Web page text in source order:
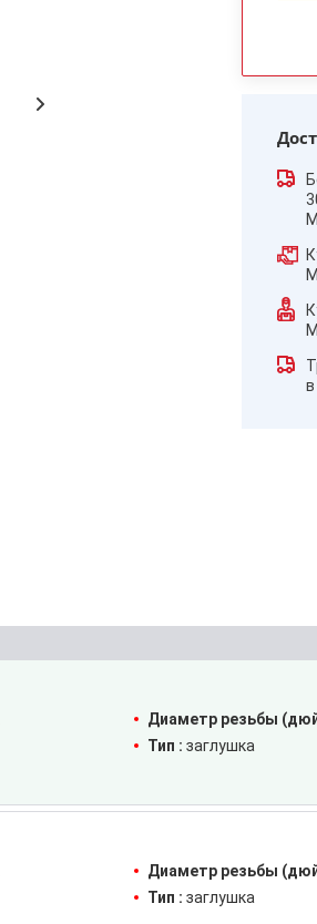
Диаметр резьбы
Тип : заглушка
Диаметр резьбы
Тип : заглушка